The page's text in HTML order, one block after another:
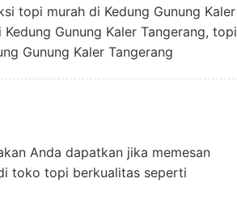
topi murah di Kedung Gunung Kaler
Gunung Kaler Tangerang, topi
Gunung Kaler Tangerang
Anda dapatkan jika memesan
toko topi berkualitas seperti